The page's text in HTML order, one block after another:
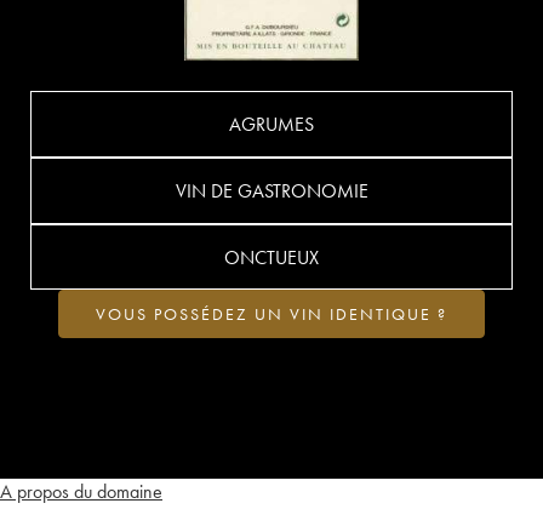
A propos du domaine
AGRUMES
VIN DE GASTRONOMIE
ONCTUEUX
VOUS POSSÉDEZ UN VIN IDENTIQUE ?